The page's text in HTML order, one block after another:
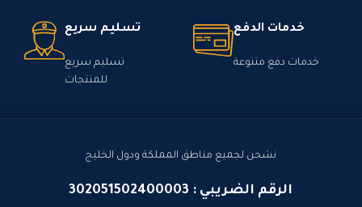
خدمات الدفع
خدمات دفع متنوعة
تسليم سريع
تسليم سريع
للمنتجات
نشحن لجميع مناطق المملكة ودول الخليج
الرقم الضريبي : 302051502400003